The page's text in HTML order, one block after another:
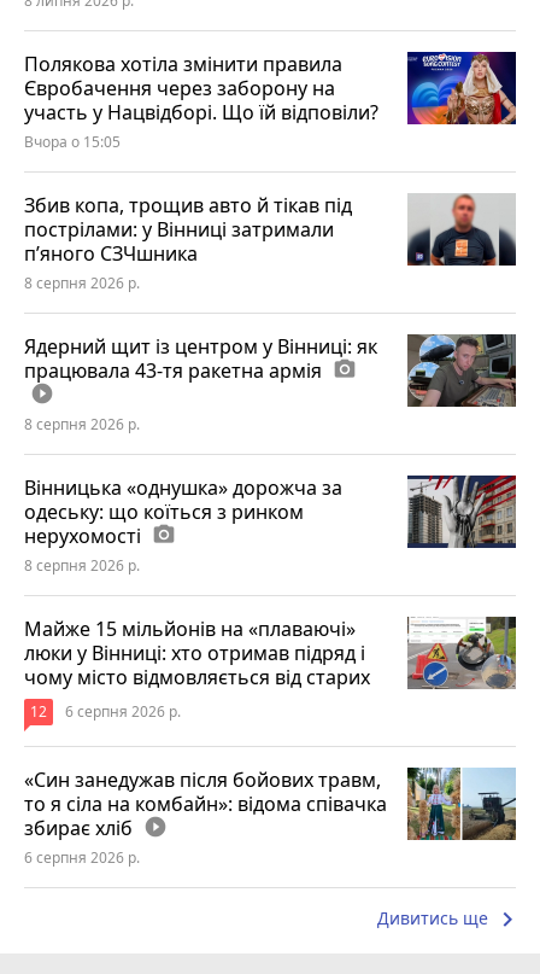
Полякова хотіла змінити правила
Євробачення через заборону на
участь у Нацвідборі. Що їй відповіли?
Вчора о 15:05
Збив копа, трощив авто й тікав під
пострілами: у Вінниці затримали
п’яного СЗЧшника
8 серпня 2026 р.
Ядерний щит із центром у Вінниці: як
працювала 43-тя ракетна армія photo_camera
play_circle_filled
8 серпня 2026 р.
Вінницька «однушка» дорожча за
одеську: що коїться з ринком
нерухомості photo_camera
8 серпня 2026 р.
Майже 15 мільйонів на «плаваючі»
люки у Вінниці: хто отримав підряд і
чому місто відмовляється від старих
12 6 серпня 2026 р.
«Син занедужав після бойових травм,
то я сіла на комбайн»: відома співачка
збирає хліб play_circle_filled
6 серпня 2026 р.
Дивитись ще keyboard_arrow_right